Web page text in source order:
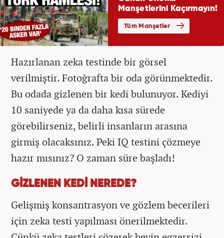
Hazırlanan zeka testinde bir görsel
verilmiştir. Fotoğrafta bir oda görünmektedir.
Bu odada gizlenen bir kedi bulunuyor. Kediyi
10 saniyede ya da daha kısa sürede
görebilirseniz, belirli insanların arasına
girmiş olacaksınız. Peki IQ testini çözmeye
hazır mısınız? O zaman süre başladı!
GİZLENEN KEDİ NEREDE?
Gelişmiş konsantrasyon ve gözlem becerileri
için zeka testi yapılması önerilmektedir.